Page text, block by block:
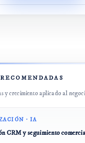
y crecimiento aplicado al
· IA
CRM y seguimiento